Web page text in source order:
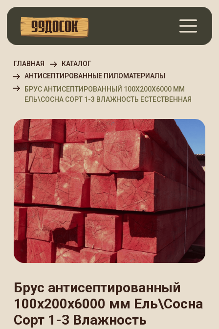
БРУС АНТИСЕПТИРОВАННЫЙ 100Х200Х6000 ММ
КАТАЛОГ
ГЛАВНАЯ
Брус антисептированный
100х200х6000 мм Ель\Сосна
Сорт 1-3 Влажность
Естественная
2 761 р.
В КОРЗИНУ